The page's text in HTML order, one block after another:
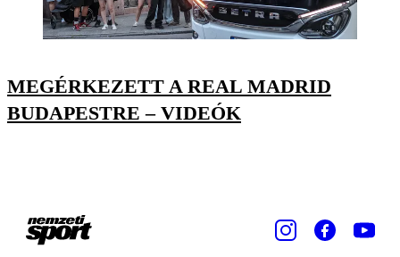
MEGÉRKEZETT A REAL MADRID
BUDAPESTRE – VIDEÓK